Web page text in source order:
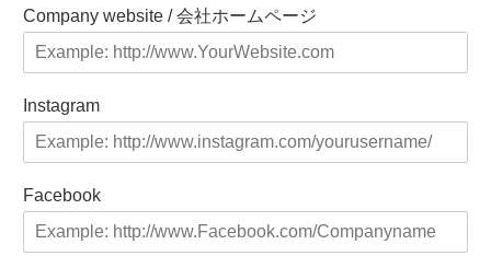
Company website / 会社ホームページ
Instagram
Facebook